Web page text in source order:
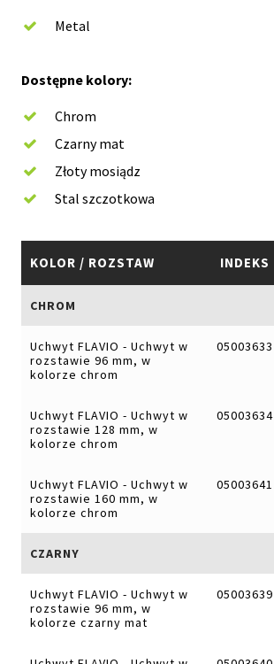
Metal
Dostępne kolory:
Chrom
Czarny mat
Złoty mosiądz
Stal szczotkowa
KOLOR / ROZSTAW INDEKS
CHROM
Uchwyt FLAVIO - Uchwyt w
rozstawie 96 mm, w
kolorze chrom
05003633
Uchwyt FLAVIO - Uchwyt w
rozstawie 128 mm, w
kolorze chrom
05003634
Uchwyt FLAVIO - Uchwyt w
rozstawie 160 mm, w
kolorze chrom
05003641
CZARNY
Uchwyt FLAVIO - Uchwyt w
rozstawie 96 mm, w
kolorze czarny mat
05003639